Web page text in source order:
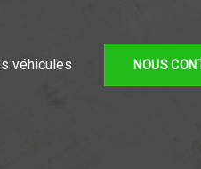
véhicules NOUS